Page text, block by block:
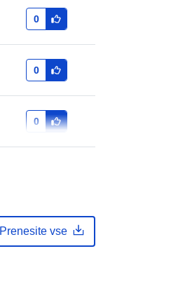
0
0
0
Prenesite vse